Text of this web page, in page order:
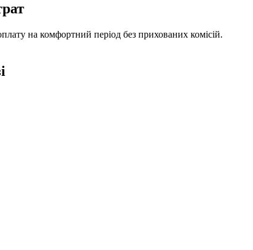
на комфортний період без прихованих комісій.